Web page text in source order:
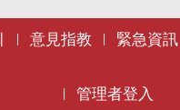
| 意見指教 | 緊急資訊
| 管理者登入